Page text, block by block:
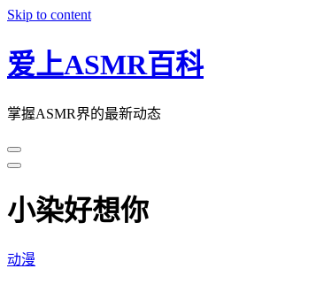
Skip to content
爱上ASMR百科
掌握ASMR界的最新动态
小染好想你
动漫